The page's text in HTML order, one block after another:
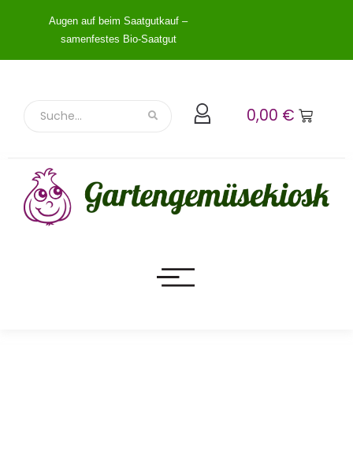
Augen auf beim Saatgutkauf –
samenfestes Bio-Saatgut
0,00 €